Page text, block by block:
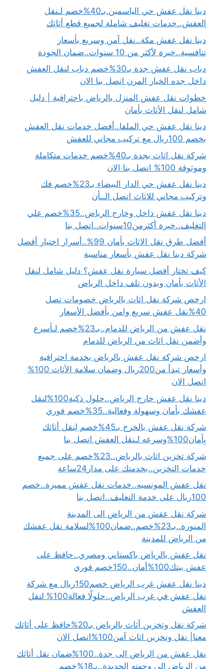
دينا نقل عفش حي الياسمين.بـ40%خصم لـنقل
العفش..خدمات تغليف شاملة لجميع قطع أثاثك
دينا نقل عفش مكة..نقل آمن وسريع بأسعار
تنافسية..خبرة لأكثر من 10 سنوات..ضمان الجودة
دباب نقل عفش جدة بـ30%خصم دباب لنقل العفش
داخل جده الخيار المرن اتصل بنا الان
خطوات نقل عفش المنزل بالرياض باحترافية | دليل
شامل لنقل الأثاث بأمان
دينا نقل عفش حي الملقا..أفضل خدمات نقل العفش
بخصم 100ريال مع تركيب مجاني للعفش
شركة نقل اثاث بجدة بـ40%خصم خدمات متكاملة
وموثوقة 100% اتصل بنا الان
دينا نقل عفش حي الدار البيضاء بـ23%خصم فك
وتركيب مجاني للاثاث اتصل الــأن
دينا نقل عفش داخل وخارج الرياض..35%خصم علي
التغليف..خبرة أكثرمن10سنوات..اتصل بنا
أفضل طرق نقل الاثاث بأمان 99%..أسرار اختيار أفضل
شركة دينا نقل عفش بأسعار مناسبة
كيف تختار أفضل سيارة نقل عفش؟ دليل شامل لنقل
الأثاث بأمان وبدون تلف داخل الرياض
ارخص شركة نقل اثاث بالرياض خصومات تصل
40%نقل عفش سريع وامن بأفضل الأسعار
نقل عفش من الرياض للدمام..بـ23%خصم لـأسرع
وأضمن نقل اثاث من الرياض للدمام
ارخص شركة نقل عفش بالرياض بخدمة احترافية
وأسعار تبدأ من200ريال وضمان سلامة الأثاث 100%
اتصل الان
دينا نقل عفش خارج الرياض..حلول ذكية100%لنقل
عفشك بأمان وسهولة وفعالية..35%خصم فوري
شركة نقل عفش بالخرج بـ45%خصم لِنقل أثاثك
بِأمان100%وسرعه لـنقل العفش اتصل بنا
شركة تخزين اثاث بالرياض..23%خصم على جميع
خدمات التخزين..بخدمتك على مدار24ساعة
نقل عفش المونسيه..خدمات نقل عفش مميزة..خصم
100ريال على خدمة التغليف..اتصل بنا
شركة نقل عفش من الرياض الى المدينة
المنورة..بـ23%خصم..ضمان100%لسلامة نقل عفشك
من الرياض للمدينة
نقل عفش بالرياض باكستاني ومصري..حافظ على
عفش بيتك100%أمان..150خصم فوري
دينا نقل عفش غرب الرياض خصم150ريال مع شركة
نقل عفش في غرب الرياض..حلولًا فعالة100% لنقل
العفش
شركة نقل وتخزين أثاث بالرياض بـ20%حافظ على أثاثك
معنا| نقل وتخزين اثاث آمن100%اتصل الان
نقل عفش من الرياض الى جدة..100%ضمان نقل أثاثك
من الرياض إلى وجهته الجديدة..بـ18%خصم